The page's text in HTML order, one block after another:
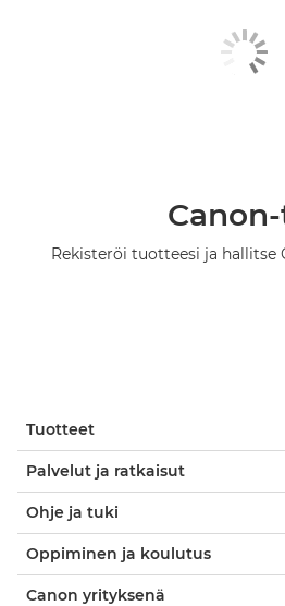
Rekisteröi tuotteesi ja hallitse
Tuotteet
Palvelut ja ratkaisut
Ohje ja tuki
Oppiminen ja koulutus
Canon yrityksenä